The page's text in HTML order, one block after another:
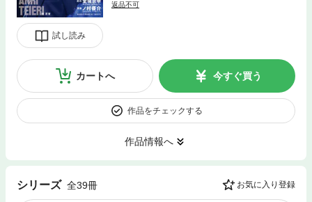
試し読み
返品不可
カートへ 今すぐ買う
作品をチェックする
作品情報へ
シリーズ 全39冊 お気に入り登録